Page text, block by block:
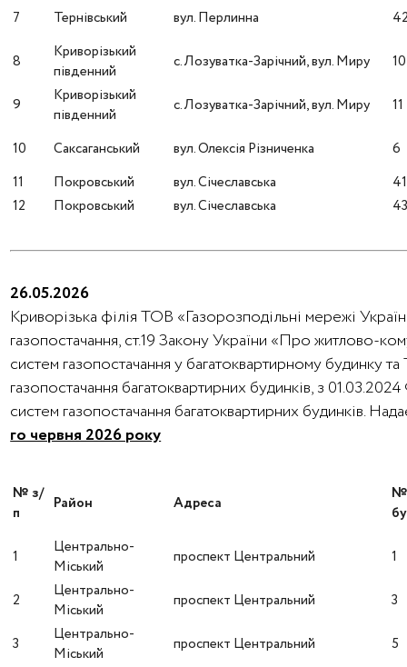
7 Тернівський вул. Перлинна
8
Криворізький
південний
с. Лозуватка-Зарічний, вул. Миру 10
9
Криворізький
південний
с. Лозуватка-Зарічний, вул. Миру 11
10 Саксаганський вул. Олексія Різниченка
6
11
Покровський вул. Січеславська
41
12
Покровський вул. Січеславська
26.05.2026
Криворізька філія ТОВ «Газорозподільні мережі
газопостачання, ст.19 Закону України «Про житлово-
систем газопостачання у багатоквартирному будинку
газопостачання багатоквартирних будинків, з
систем газопостачання багатоквартирних будинків.
го червня 2026 року
№ з/
п
Район Адреса
1
Центрально-
Міський
проспект Центральний 1
2
Центрально-
Міський
проспект Центральний 3
3
Центрально-
Міський
проспект Центральний 5